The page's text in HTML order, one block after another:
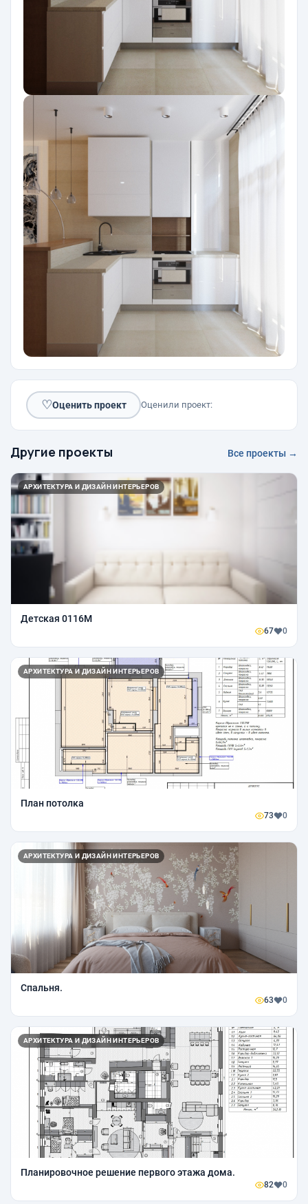
♡Оценить проект Оценили проект:
Другие проекты Все проекты →
АРХИТЕКТУРА И ДИЗАЙН ИНТЕРЬЕРОВ
Детская 0116М
67 0
АРХИТЕКТУРА И ДИЗАЙН ИНТЕРЬЕРОВ
План потолка
73 0
АРХИТЕКТУРА И ДИЗАЙН ИНТЕРЬЕРОВ
Спальня.
63 0
АРХИТЕКТУРА И ДИЗАЙН ИНТЕРЬЕРОВ
Планировочное решение первого этажа дома.
82 0